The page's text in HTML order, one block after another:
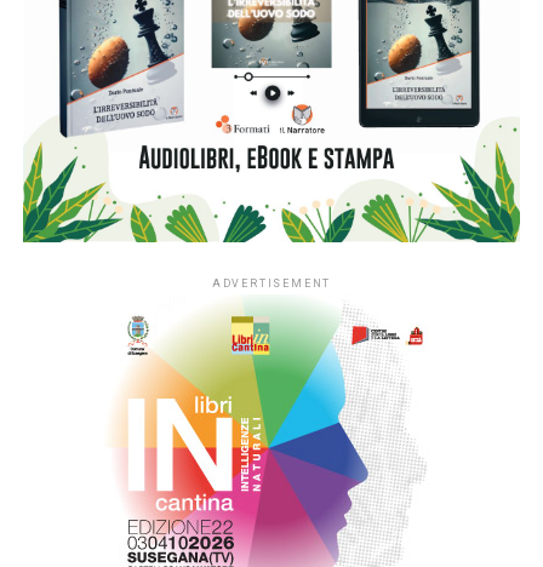
Marketing MOAK, Federico Sinopoli,
Guido Conti, Massimo Onofri, Piero
Dorfles, Alessandro Tironi, Francesca
Romana Cicetti
Nomi di
eccellenza ed anche
amici di Caffè Moak,
già Presidenti di Giuria
nelle passate edizioni
del Concorso.
www.caffe-letterario.it
CLICK TO COMMENT
ADVERTISEMENT